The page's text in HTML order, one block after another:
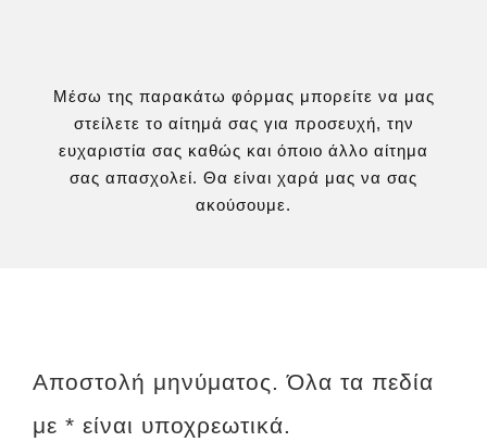
Μέσω της παρακάτω φόρμας μπορείτε να μας
στείλετε το αίτημά σας για προσευχή, την
ευχαριστία σας καθώς και όποιο άλλο αίτημα
σας απασχολεί. Θα είναι χαρά μας να σας
ακούσουμε.
Αποστολή μηνύματος. Όλα τα πεδία
με * είναι υποχρεωτικά.